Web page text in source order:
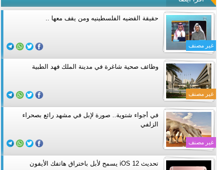
غير مصنف
حقيقة القضيه الفلسطينيه ومن يقف معها ..
غير مصنف
وظائف صحية شاغرة في مدينة الملك فهد الطبية
غير مصنف
في أجواء شتوية.. صورة لإبل في مشهد رائع بصحراء
الزلفي
تحديث iOS 12 يسمح لأبل باختراق هاتفك الأيفون